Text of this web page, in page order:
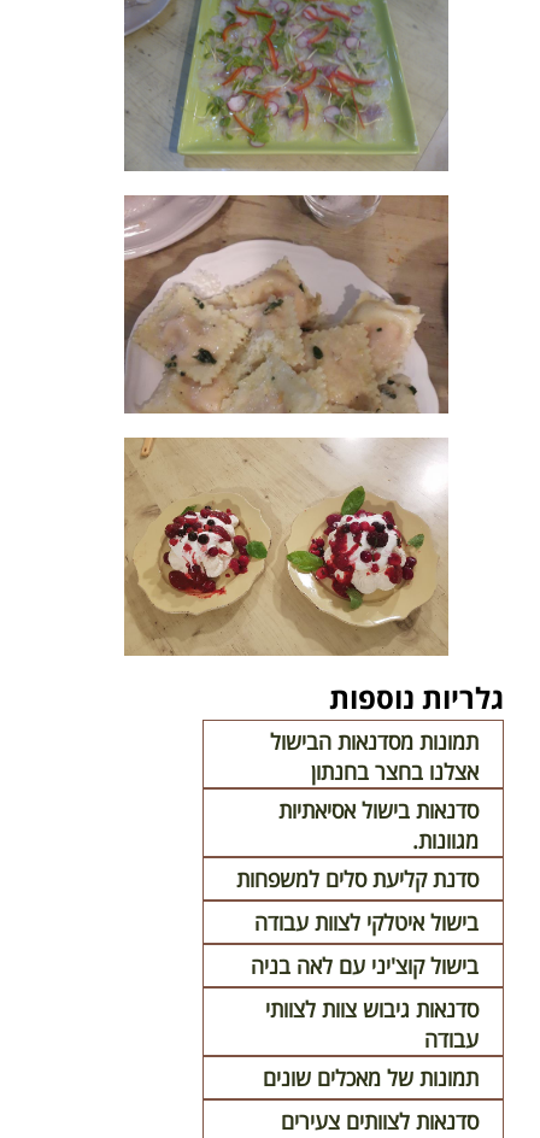
גלריות נוספות
תמונות מסדנאות הבישול
אצלנו בחצר בחנתון
סדנאות בישול אסיאתיות
מגוונות.
סדנת קליעת סלים למשפחות
בישול איטלקי לצוות עבודה
בישול קוצ'יני עם לאה בניה
סדנאות גיבוש צוות לצוותי
עבודה
תמונות של מאכלים שונים
סדנאות לצוותים צעירים